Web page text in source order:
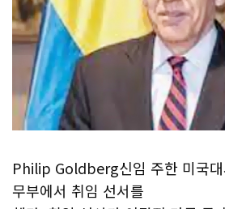
Philip Goldberg신임 주한 미국
무부에서 취임 선서를